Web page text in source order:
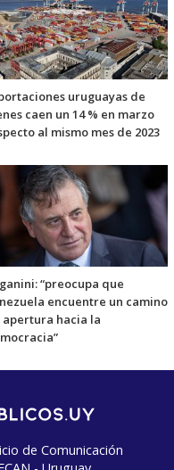
uruguayas de
caen un 14 % en marzo
al mismo mes de 2023
“preocupa que
encuentre un camino
apertura hacia la
de Comunicación